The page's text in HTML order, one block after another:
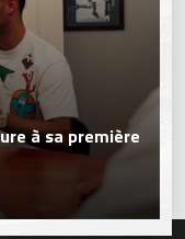
à sa première